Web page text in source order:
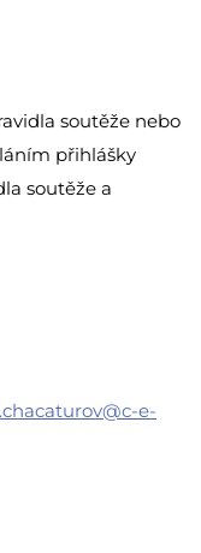
soutěže nebo
přihlášky
soutěže a
e-